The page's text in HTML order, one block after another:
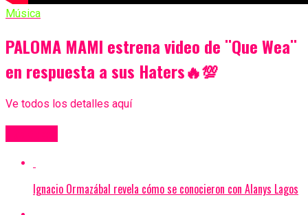
Música
PALOMA MAMI estrena video de ¨Que Wea¨
en respuesta a sus Haters🔥💯
Ve todos los detalles aquí
Ignacio Ormazábal revela cómo se conocieron con Alanys Lagos